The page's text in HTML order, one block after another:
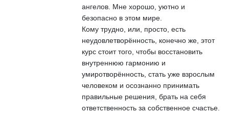
ангелов. Мне хорошо, уютно и
безопасно в этом мире.
Кому трудно, или, просто, есть
неудовлетворённость, конечно же, этот
курс стоит того, чтобы восстановить
внутреннюю гармонию и
умиротворённость, стать уже взрослым
человеком и осознанно принимать
правильные решения, брать на себя
ответственность за собственное счастье.